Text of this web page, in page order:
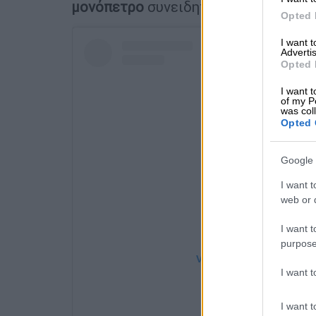
Opted
I want
Opted
I want
of my
was
Opted
Google
I want
web or
I want
I want
I want
μονόπετρο συνειδητοποίησε τι
View this post on